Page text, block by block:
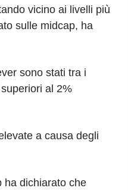
vicino ai livelli più
sulle midcap, ha
sono stati tra i
al 2%
a causa degli
ha dichiarato che